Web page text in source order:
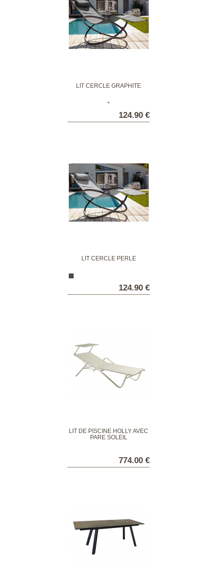
LIT CERCLE GRAPHITE
+
124.90 €
LIT CERCLE PERLE
124.90 €
LIT DE PISCINE HOLLY AVEC
PARE SOLEIL
774.00 €